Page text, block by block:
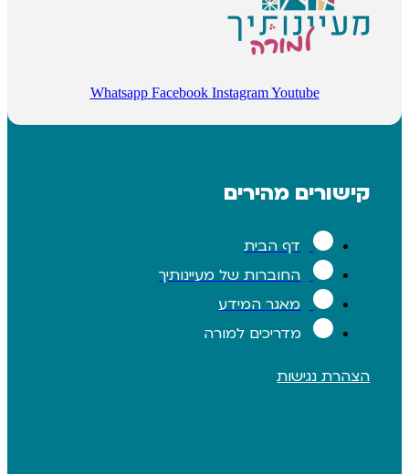
Whatsapp Facebook Instagram
מהירים
דף הבית
החוברות של מעיינותיך
מאגר המידע
מדריכים למורה
נגישות